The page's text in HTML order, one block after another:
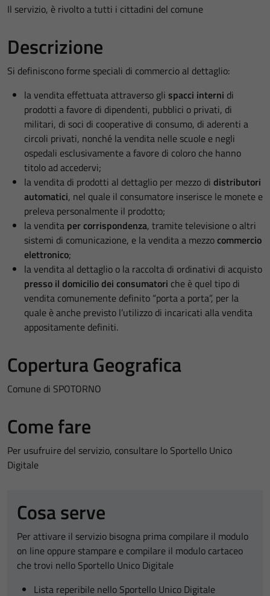
Il servizio, è rivolto a tutti i cittadini del comune
Descrizione
Si definiscono forme speciali di commercio al dettaglio:
la vendita effettuata attraverso gli spacci interni di
prodotti a favore di dipendenti, pubblici o privati, di
militari, di soci di cooperative di consumo, di aderenti a
circoli privati, nonché la vendita nelle scuole e negli
ospedali esclusivamente a favore di coloro che hanno
titolo ad accedervi;
la vendita di prodotti al dettaglio per mezzo di distributori
automatici, nel quale il consumatore inserisce le monete e
preleva personalmente il prodotto;
la vendita per corrispondenza, tramite televisione o altri
sistemi di comunicazione, e la vendita a mezzocommercio
elettronico;
la vendita al dettaglio o la raccolta di ordinativi di acquisto
presso il domicilio dei consumatori che è quel tipo di
vendita comunemente definito “porta a porta”, per la
quale è anche previsto l’utilizzo di incaricati alla vendita
appositamente definiti.
Copertura Geografica
Comune di SPOTORNO
Come fare
Per usufruire del servizio, consultare lo Sportello Unico
Digitale
Cosa serve
Per attivare il servizio bisogna prima compilare il modulo
on line oppure stampare e compilare il modulo cartaceo
che trovi nello Sportello Unico Digitale
Lista reperibile nello Sportello Unico Digitale